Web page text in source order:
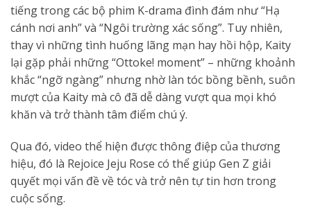
tiếng trong các bộ phim K-drama đình đám như “Hạ
cánh nơi anh” và “Ngôi trường xác sống”. Tuy nhiên,
thay vì những tình huống lãng mạn hay hồi hộp, Kaity
lại gặp phải những “Ottoke! moment” – những khoảnh
khắc “ngỡ ngàng” nhưng nhờ làn tóc bồng bềnh, suôn
mượt của Kaity mà cô đã dễ dàng vượt qua mọi khó
khăn và trở thành tâm điểm chú ý.
Qua đó, video thể hiện được thông điệp của thương
hiệu, đó là Rejoice Jeju Rose có thể giúp Gen Z giải
quyết mọi vấn đề về tóc và trở nên tự tin hơn trong
cuộc sống.